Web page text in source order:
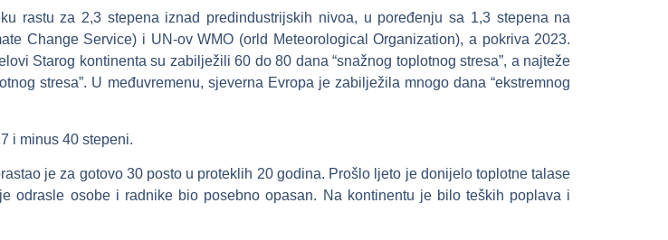
rastu za 2,3 stepena iznad predindustrijskih nivoa, u poređenju sa 1,3 stepena na
Change Service) i UN-ov WMO (orld Meteorological Organization), a pokriva 2023.
Starog kontinenta su zabilježili 60 do 80 dana “snažnog toplotnog stresa”, a najteže
stresa”. U međuvremenu, sjeverna Evropa je zabilježila mnogo dana “ekstremnog
i minus 40 stepeni.
je za gotovo 30 posto u proteklih 20 godina. Prošlo ljeto je donijelo toplotne talase
odrasle osobe i radnike bio posebno opasan. Na kontinentu je bilo teških poplava i